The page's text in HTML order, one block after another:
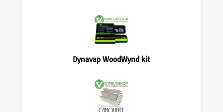
Dynavap WoodWynd kit